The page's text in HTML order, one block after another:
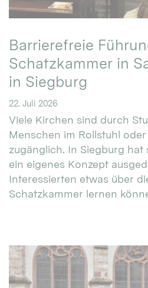
Barrierefreie
Schatzkammer in
in Siegburg
22. Juli 2026
Viele Kirchen sind durch
Menschen im Rollstuhl
zugänglich. In Siegburg hat
ein eigenes Konzept
Interessierten etwas über
Schatzkammer lernen